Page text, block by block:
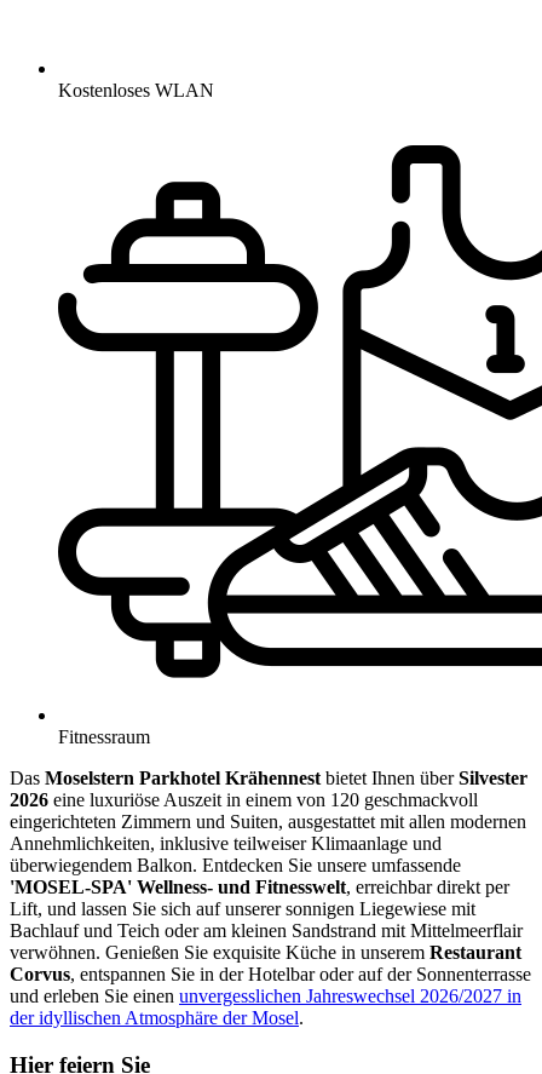
Kostenloses WLAN
Fitnessraum
Das Moselstern Parkhotel Krähennest bietet Ihnen überSilvester
2026 eine luxuriöse Auszeit in einem von 120 geschmackvoll
eingerichteten Zimmern und Suiten, ausgestattet mit allen modernen
Annehmlichkeiten, inklusive teilweiser Klimaanlage und
überwiegendem Balkon. Entdecken Sie unsere umfassende
'MOSEL-SPA' Wellness- und Fitnesswelt, erreichbar direkt per
Lift, und lassen Sie sich auf unserer sonnigen Liegewiese mit
Bachlauf und Teich oder am kleinen Sandstrand mit Mittelmeerflair
verwöhnen. Genießen Sie exquisite Küche in unserem Restaurant
Corvus, entspannen Sie in der Hotelbar oder auf der Sonnenterrasse
und erleben Sie einen unvergesslichen Jahreswechsel 2026/2027 in
der idyllischen Atmosphäre der Mosel.
Hier feiern Sie